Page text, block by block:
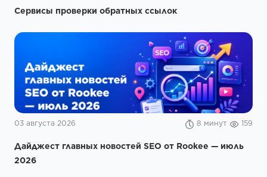
Сервисы проверки обратных ссылок
03 августа 2026 8 минут 159
Дайджест главных новостей SEO от Rookee — июль
2026